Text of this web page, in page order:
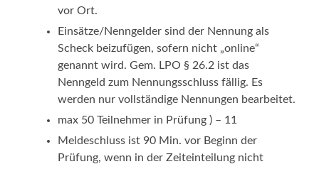
vor Ort.
Einsätze/Nenngelder sind der Nennung als
Scheck beizufügen, sofern nicht „online“
genannt wird. Gem. LPO § 26.2 ist das
Nenngeld zum Nennungsschluss fällig. Es
werden nur vollständige Nennungen bearbeitet.
max 50 Teilnehmer in Prüfung ) – 11
Meldeschluss ist 90 Min. vor Beginn der
Prüfung, wenn in der Zeiteinteilung nicht